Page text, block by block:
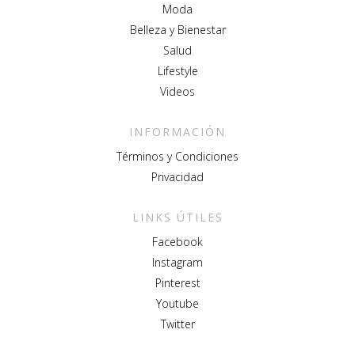
Moda
Belleza y Bienestar
Salud
Lifestyle
Videos
INFORMACIÓN
Términos y Condiciones
Privacidad
LINKS ÚTILES
Facebook
Instagram
Pinterest
Youtube
Twitter